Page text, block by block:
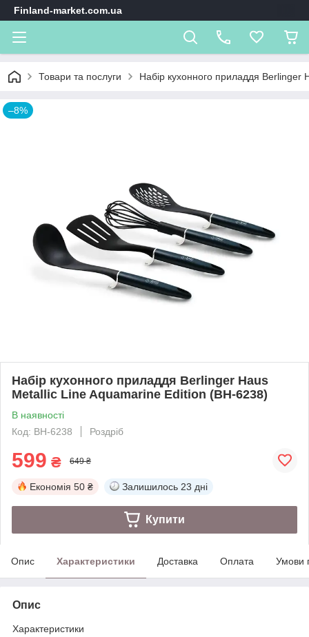
Finland-market.com.ua
Товари та послуги Набір кухонного приладдя
–8%
Набір кухонного приладдя Berlinger Haus
Metallic Line Aquamarine Edition (BH-6238)
В наявності
Код: BH-6238
Роздріб
599 ₴ 649 ₴
Економія 50 ₴ Залишилось 23 дні
Купити
Опис Характеристики Доставка Оплата Умови
Опис
Характеристики